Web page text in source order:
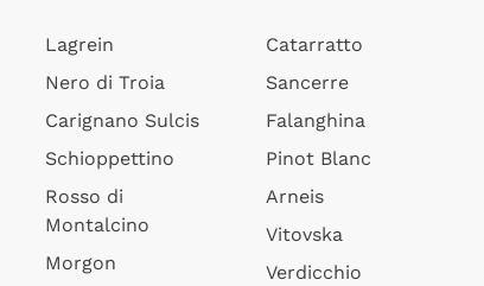
Lagrein
Nero di Troia
Carignano Sulcis
Schioppettino
Rosso di
Montalcino
Morgon
Catarratto
Sancerre
Falanghina
Pinot Blanc
Arneis
Vitovska
Verdicchio